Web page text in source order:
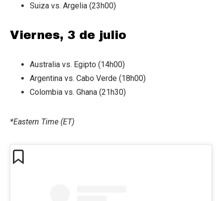
Suiza vs. Argelia (23h00)
Viernes, 3 de julio
Australia vs. Egipto (14h00)
Argentina vs. Cabo Verde (18h00)
Colombia vs. Ghana (21h30)
*Eastern Time (ET)